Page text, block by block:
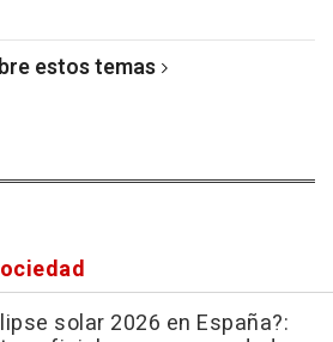
estos temas
solar 2026 en España?: